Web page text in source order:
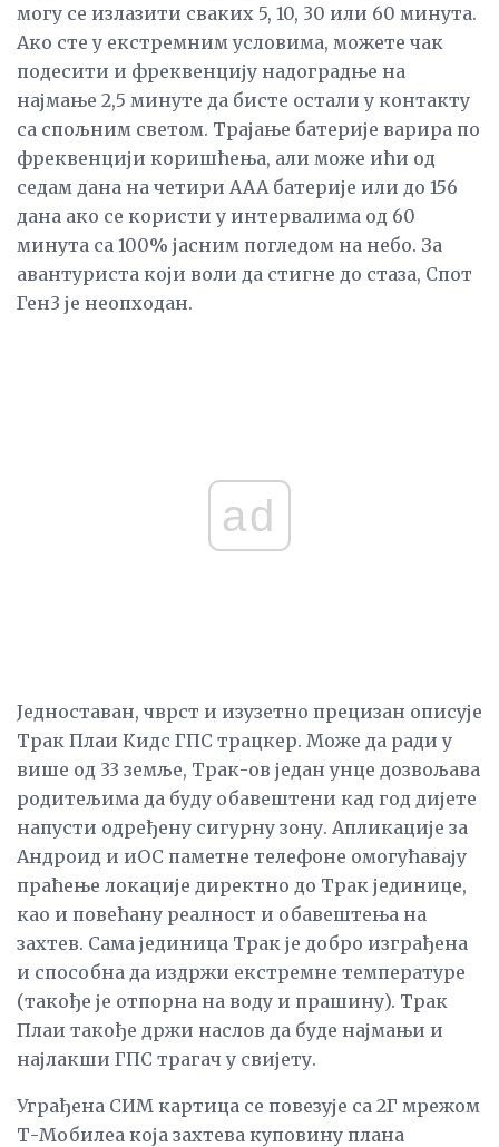
могу се излазити сваких 5, 10, 30 или 60 минута.
Ако сте у екстремним условима, можете чак
подесити и фреквенцију надоградње на
најмање 2,5 минуте да бисте остали у контакту
са спољним светом. Трајање батерије варира по
фреквенцији коришћења, али може ићи од
седам дана на четири ААА батерије или до 156
дана ако се користи у интервалима од 60
минута са 100% јасним погледом на небо. За
авантуриста који воли да стигне до стаза, Спот
Ген3 је неопходан.
ad
Једноставан, чврст и изузетно прецизан описује
Трак Плаи Кидс ГПС трацкер. Може да ради у
више од 33 земље, Трак-ов један унце дозвољава
родитељима да буду обавештени кад год дијете
напусти одређену сигурну зону. Апликације за
Андроид и иОС паметне телефоне омогућавају
праћење локације директно до Трак јединице,
као и повећану реалност и обавештења на
захтев. Сама јединица Трак је добро изграђена
и способна да издржи екстремне температуре
(такође је отпорна на воду и прашину). Трак
Плаи такође држи наслов да буде најмањи и
најлакши ГПС трагач у свијету.
Уграђена СИМ картица се повезује са 2Г мрежом
Т-Мобилеа која захтева куповину плана